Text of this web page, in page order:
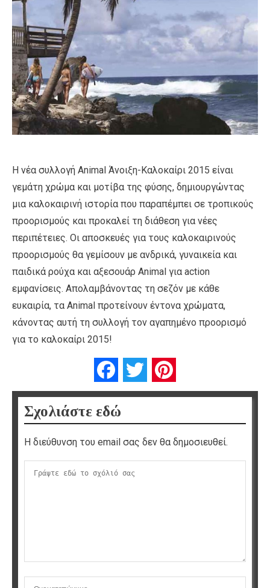
Η νέα συλλογή Animal Άνοιξη-Καλοκαίρι 2015 είναι
γεμάτη χρώμα και μοτίβα της φύσης, δημιουργώντας
μια καλοκαιρινή ιστορία που παραπέμπει σε τροπικούς
προορισμούς και προκαλεί τη διάθεση για νέες
περιπέτειες. Οι αποσκευές για τους καλοκαιρινούς
προορισμούς θα γεμίσουν με ανδρικά, γυναικεία και
παιδικά ρούχα και αξεσουάρ Animal για action
εμφανίσεις. Απολαμβάνοντας τη σεζόν με κάθε
ευκαιρία, τα Animal προτείνουν έντονα χρώματα,
κάνοντας αυτή τη συλλογή τον αγαπημένο προορισμό
για το καλοκαίρι 2015!
FacebookTwitter
Σχολιάστε εδώ
Η διεύθυνση του email σας δεν θα δημοσιευθεί.